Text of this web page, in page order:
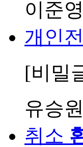
이준영
개인
[비밀
유승원
취소